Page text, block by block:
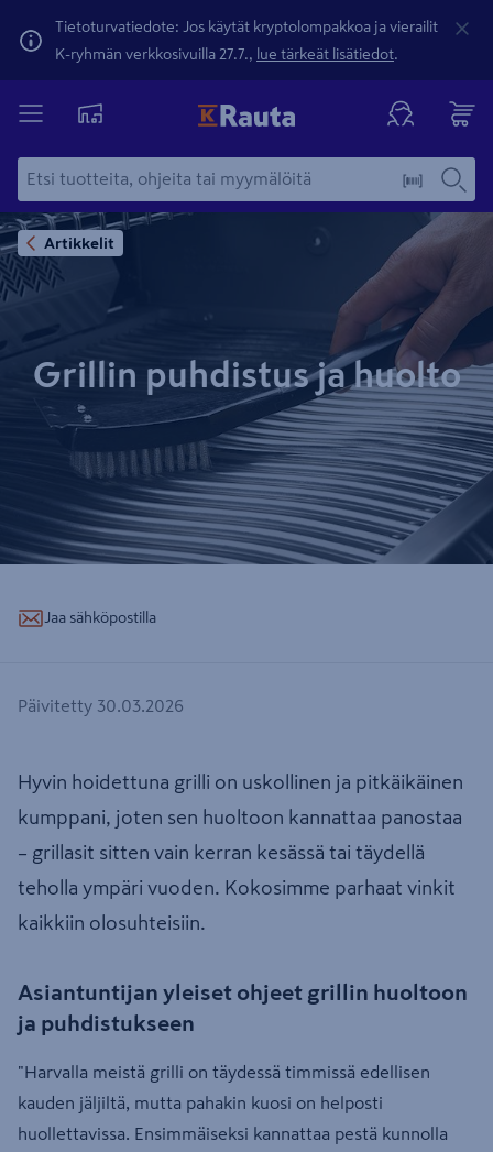
Tietoturvatiedote: Jos käytät kryptolompakkoa ja vierailit
K-ryhmän verkkosivuilla 27.7., lue tärkeät lisätiedot.
Artikkelit
Grillin puhdistus ja huolto
Jaa sähköpostilla
Päivitetty 30.03.2026
Hyvin hoidettuna grilli on uskollinen ja pitkäikäinen
kumppani, joten sen huoltoon kannattaa panostaa
– grillasit sitten vain kerran kesässä tai täydellä
teholla ympäri vuoden. Kokosimme parhaat vinkit
kaikkiin olosuhteisiin.
Asiantuntijan yleiset ohjeet grillin huoltoon
ja puhdistukseen
"Harvalla meistä grilli on täydessä timmissä edellisen
kauden jäljiltä, mutta pahakin kuosi on helposti
huollettavissa. Ensimmäiseksi kannattaa pestä kunnolla